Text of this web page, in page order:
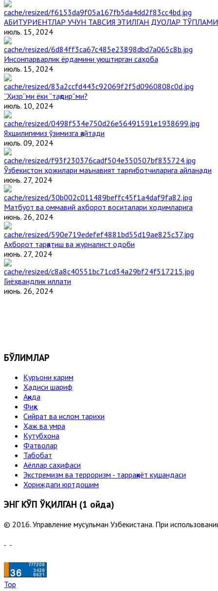
АБИТУРИЕНТЛАР УЧУН ТАВСИЯ ЭТИЛГАН ДУОЛАР ТЎПЛАМИ
июль. 15, 2024
Инсонпарварлик ёрдамини уюштирган саҳоба
июль. 15, 2024
“Ҳизр”ми ёки “тақдир”ми?
июль. 10, 2024
Яхшилигимиз ўзимизга қайтади
июль. 09, 2024
Ўзбекистон ҳожилари маънавият тарғиботчиларига айланади
июнь. 27, 2024
Матбуот ва оммавий ахборот воситалари ходимларига
июнь. 26, 2024
Ахборот тарқатиш ва журналист одоби
июнь. 27, 2024
Гиёҳвандлик иллати
июнь. 26, 2024
БЎЛИМЛАР
Қуръони карим
Ҳадиси шариф
Ақида
Фиқҳ
Сийрат ва ислом тарихи
Ҳаж ва умра
Кутубхона
Фатволар
Табобат
Аёллар саҳифаси
Экстремизм ва терроризм - тарраққиёт кушандаси
Хориждаги юртдошим
ЭНГ КЎП ЎҚИЛГАН (1 ойда)
© 2016. Управление мусульман Узбекистана. При
Top